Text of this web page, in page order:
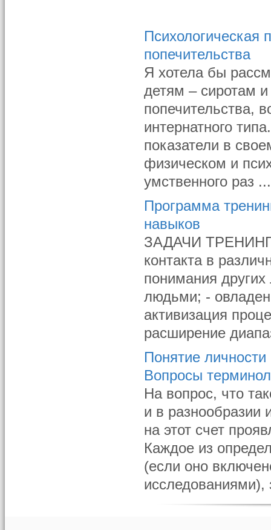
попечительства
Я хотела бы
детям – сиротам
попечительства,
интернатного
показатели в
физическом и
умственного раз ...
Программа
навыков
ЗАДАЧИ
контакта в
понимания
людьми; -
активизация
расширение
Понятие
Вопросы
На вопрос, что
и в разнообразии
на этот счет
Каждое из
(если оно
исследованиями),